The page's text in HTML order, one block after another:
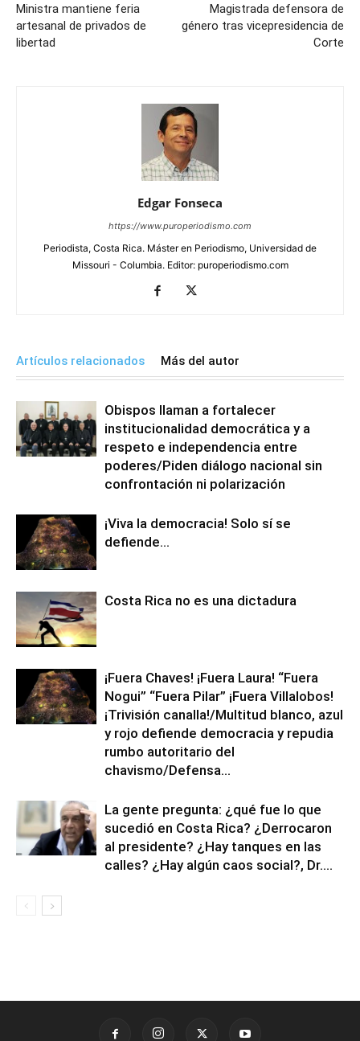
Ministra mantiene feria
artesanal de privados de
libertad
Magistrada defensora de
género tras vicepresidencia de
Corte
Edgar Fonseca
https://www.puroperiodismo.com
Periodista, Costa Rica. Máster en Periodismo, Universidad de
Missouri - Columbia. Editor: puroperiodismo.com
Artículos relacionados Más del autor
Obispos llaman a fortalecer
institucionalidad democrática y a
respeto e independencia entre
poderes/Piden diálogo nacional sin
confrontación ni polarización
¡Viva la democracia! Solo sí se
defiende…
Costa Rica no es una dictadura
¡Fuera Chaves! ¡Fuera Laura! “Fuera
Nogui” “Fuera Pilar” ¡Fuera Villalobos!
¡Trivisión canalla!/Multitud blanco, azul
y rojo defiende democracia y repudia
rumbo autoritario del
chavismo/Defensa...
La gente pregunta: ¿qué fue lo que
sucedió en Costa Rica? ¿Derrocaron
al presidente? ¿Hay tanques en las
calles? ¿Hay algún caos social?, Dr....